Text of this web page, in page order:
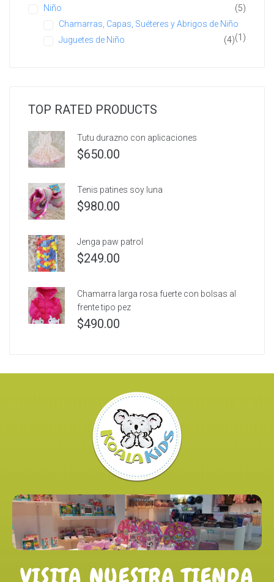
Niño
(5)
Chamarras, Capas, Suéteres y Abrigos de Niño
(1)
Juguetes de Niño (4)
TOP RATED PRODUCTS
Tutu durazno con aplicaciones
$650.00
Tenis patines soy luna
$980.00
Jenga paw patrol
$249.00
Chamarra larga rosa fuerte con bolsas al
frente tipo pez
$490.00